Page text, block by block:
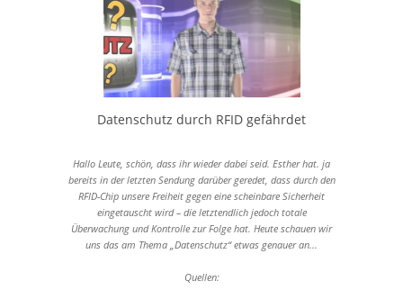
Datenschutz durch RFID gefährdet
Hallo Leute, schön, dass ihr wieder dabei seid. Esther hat. ja
bereits in der letzten Sendung darüber geredet, dass durch den
RFID-Chip unsere Freiheit gegen eine scheinbare Sicherheit
eingetauscht wird – die letztendlich jedoch totale
Überwachung und Kontrolle zur Folge hat. Heute schauen wir
uns das am Thema „Datenschutz“ etwas genauer an...
Quellen: